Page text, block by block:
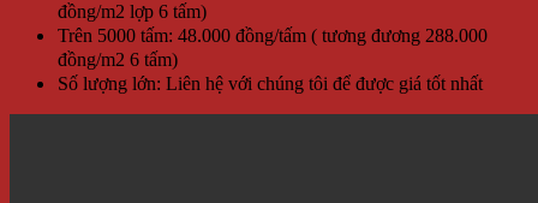
đồng/m2 lợp 6 tấm)
Trên 5000 tấm: 48.000 đồng/tấm ( tương đương 288.000
đồng/m2 6 tấm)
Số lượng lớn: Liên hệ với chúng tôi để được giá tốt nhất